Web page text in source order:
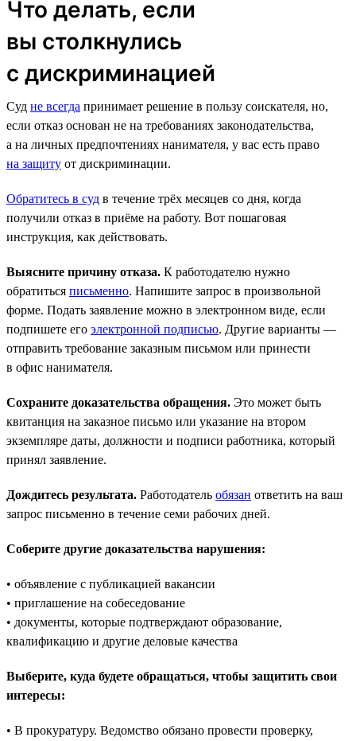
Что делать, если
вы столкнулись
с дискриминацией
Суд не всегда принимает решение в пользу соискателя, но,
если отказ основан не на требованиях законодательства,
а на личных предпочтениях нанимателя, у вас есть право
на защиту от дискриминации.
Обратитесь в суд в течение трёх месяцев со дня, когда
получили отказ в приёме на работу. Вот пошаговая
инструкция, как действовать.
Выясните причину отказа. К работодателю нужно
обратиться письменно. Напишите запрос в произвольной
форме. Подать заявление можно в электронном виде, если
подпишете его электронной подписью. Другие варианты —
отправить требование заказным письмом или принести
в офис нанимателя.
Сохраните доказательства обращения. Это может быть
квитанция на заказное письмо или указание на втором
экземпляре даты, должности и подписи работника, который
принял заявление.
Дождитесь результата. Работодатель обязан ответить на ваш
запрос письменно в течение семи рабочих дней.
Соберите другие доказательства нарушения:
• объявление с публикацией вакансии
• приглашение на собеседование
• документы, которые подтверждают образование,
квалификацию и другие деловые качества
Выберите, куда будете обращаться, чтобы защитить свои
интересы:
• В прокуратуру. Ведомство обязано провести проверку,